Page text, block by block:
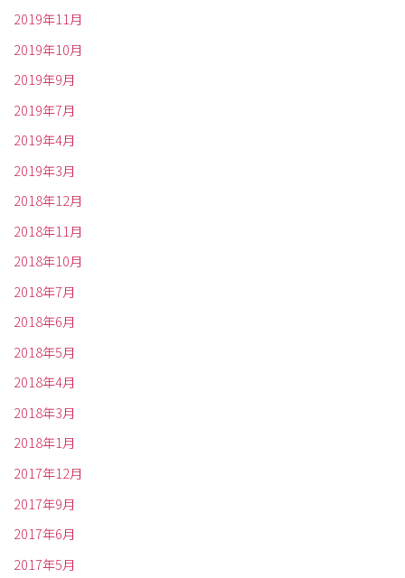
2019年11月
2019年10月
2019年9月
2019年7月
2019年4月
2019年3月
2018年12月
2018年11月
2018年10月
2018年7月
2018年6月
2018年5月
2018年4月
2018年3月
2018年1月
2017年12月
2017年9月
2017年6月
2017年5月